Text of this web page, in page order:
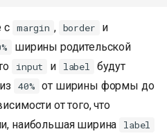
с margin , border и
ширины родительской
input и label
будут
40% от ширины формы до
от того, что
наибольшая ширина
label